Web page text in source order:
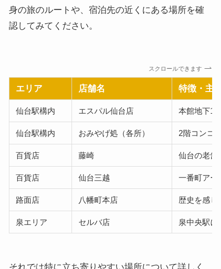
身の旅のルートや、宿泊先の近くにある場所を確
認してみてください。
スクロールできます
エリア 店舗名 特徴・主
仙台駅構内 エスパル仙台店 本館地下1
仙台駅構内 おみやげ処（各所） 2階コンコ
百貨店 藤崎 仙台の老舗
百貨店 仙台三越 一番町アー
路面店 八幡町本店 歴史を感じ
泉エリア セルバ店 泉中央駅に
それでは特に立ち寄りやすい場所について詳しく